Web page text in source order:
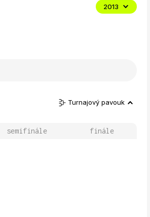
2013
Turnajový pavouk
semifinále finále